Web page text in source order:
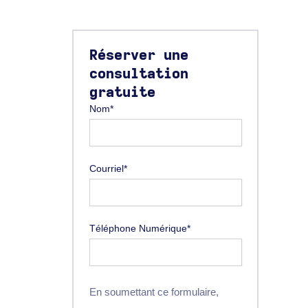
Réserver une
consultation
gratuite
Nom*
Courriel*
Téléphone Numérique*
En soumettant ce formulaire,